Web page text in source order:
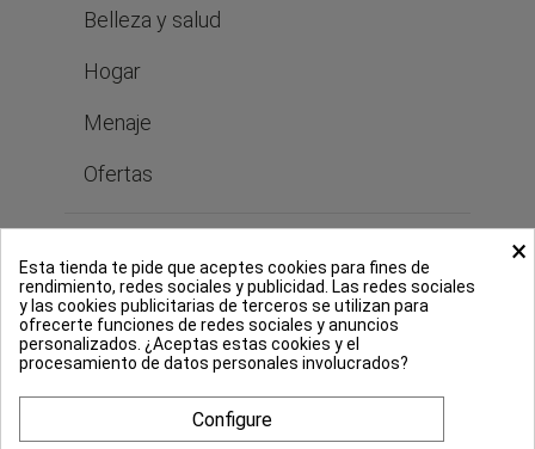
Belleza y salud
Hogar
Menaje
Ofertas
Legal
Pago seguro
×
Esta tienda te pide que aceptes cookies para fines de
rendimiento, redes sociales y publicidad. Las redes sociales
y las cookies publicitarias de terceros se utilizan para
ofrecerte funciones de redes sociales y anuncios
personalizados. ¿Aceptas estas cookies y el
procesamiento de datos personales involucrados?
Configure